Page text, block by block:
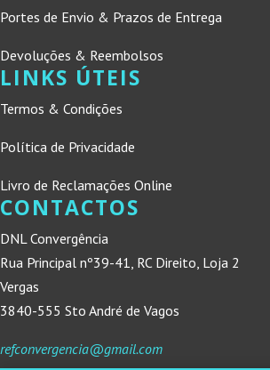
Portes de Envio & Prazos de Entrega
Devoluções & Reembolsos
LINKS ÚTEIS
Termos & Condições
Política de Privacidade
Livro de Reclamações Online
CONTACTOS
DNL Convergência
Rua Principal nº39-41, RC Direito, Loja 2
Vergas
3840-555 Sto André de Vagos
refconvergencia@gmail.com